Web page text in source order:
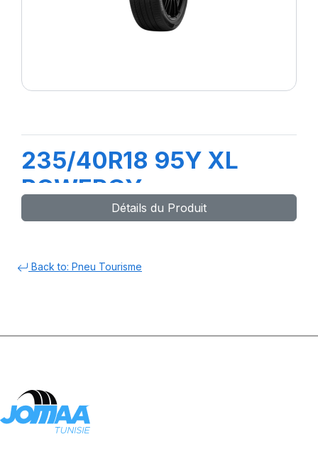
235/40R18 95Y XL
POWERGY
Détails du Produit
Back to: Pneu Tourisme